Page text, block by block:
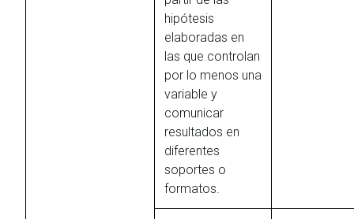
hipótesis
elaboradas en
las que controlan
por lo menos una
variable y
comunicar
resultados en
diferentes
soportes o
formatos.